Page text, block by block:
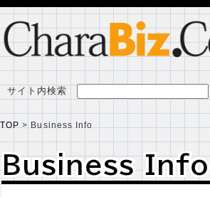
サイト内検索
TOP > Business Info
Business Info
Business Info